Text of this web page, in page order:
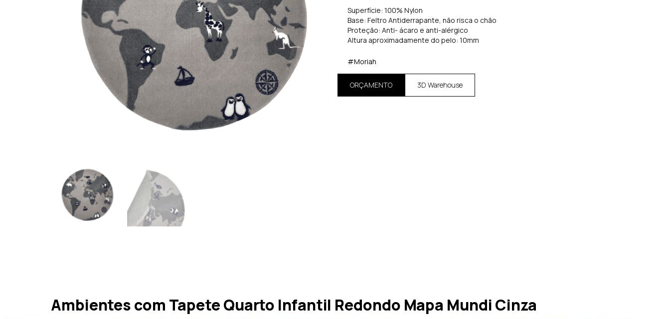
Superfície: 100% Nylon
Base: Feltro Antiderrapante, não risca o chão
Proteção: Anti- ácaro e anti-alérgico
Altura aproximadamente do pelo: 10mm
#Moriah
ORÇAMENTO 3D Warehouse
Ambientes com Tapete Quarto Infantil Redondo Mapa Mundi Cinza